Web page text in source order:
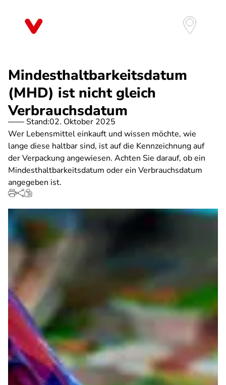
Mindesthaltbarkeitsdatum
(MHD) ist nicht gleich
Verbrauchsdatum
Stand:02. Oktober 2025
Wer Lebensmittel einkauft und wissen möchte, wie
lange diese haltbar sind, ist auf die Kennzeichnung auf
der Verpackung angewiesen. Achten Sie darauf, ob ein
Mindesthaltbarkeitsdatum oder ein Verbrauchsdatum
angegeben ist.